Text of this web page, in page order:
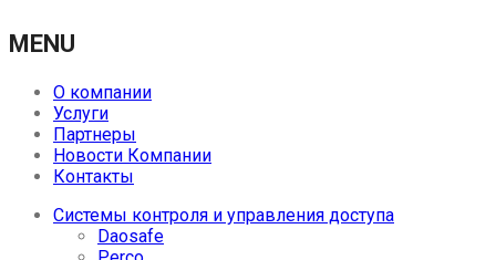
MENU
О компании
Услуги
Партнеры
Новости Компании
Контакты
Системы контроля и управления доступа
Daosafe